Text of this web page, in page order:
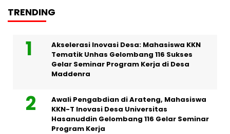
TRENDING
Akselerasi Inovasi Desa: Mahasiswa KKN
Tematik Unhas Gelombang 116 Sukses
Gelar Seminar Program Kerja di Desa
Maddenra
Awali Pengabdian di Arateng, Mahasiswa
KKN-T Inovasi Desa Universitas
Hasanuddin Gelombang 116 Gelar Seminar
Program Kerja